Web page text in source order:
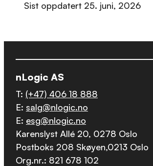
Sist oppdatert 25. juni, 2026
nLogic AS
T: (+47) 406 18 888
E: salg@nlogic.no
E: esg@nlogic.no
Karenslyst Allé 20, 0278 Oslo
Postboks 208 Skøyen,0213 Oslo
Org.nr.: 821 678 102